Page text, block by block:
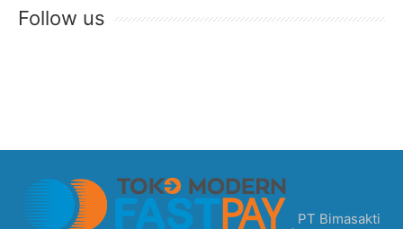
Follow us
PT Bimasakti